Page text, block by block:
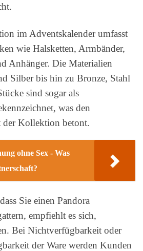
im Adventskalender umfasst
wie Halsketten, Armbänder,
Anhänger. Die Materialien
Silber bis hin zu Bronze, Stahl
sind sogar als
was den
der Kollektion betont.
ohne Sex - Was
Sie einen Pandora
empfiehlt es sich,
Bei Nichtverfügbarkeit oder
der Ware werden Kunden